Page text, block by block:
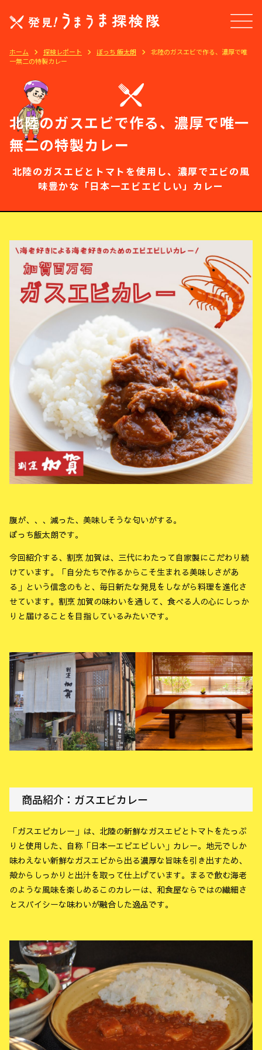
ホーム 探検レポート ぼっち 飯太朗
北陸のガスエビで作る、濃厚で唯
一無二の特製カレー
北陸のガスエビで作る、濃厚で唯一
無二の特製カレー
北陸のガスエビとトマトを使用し、濃厚でエビの風
味豊かな「日本一エビエビしい」カレー
腹が、、、減った、美味しそうな匂いがする。
ぼっち飯太朗です。
今回紹介する、割烹 加賀は、三代にわたって自家製にこだわり続
けています。「自分たちで作るからこそ生まれる美味しさがあ
る」という信念のもと、毎日新たな発見をしながら料理を進化さ
せています。割烹 加賀の味わいを通して、食べる人の心にしっか
りと届けることを目指しているみたいです。
商品紹介：ガスエビカレー
「ガスエビカレー」は、北陸の新鮮なガスエビとトマトをたっぷ
りと使用した、自称「日本一エビエビしい」カレー。地元でしか
味わえない新鮮なガスエビから出る濃厚な旨味を引き出すため、
殻からしっかりと出汁を取って仕上げています。まるで飲む海老
のような風味を楽しめるこのカレーは、和食屋ならではの繊細さ
とスパイシーな味わいが融合した逸品です。